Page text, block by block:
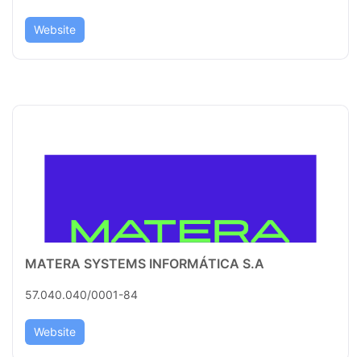
Website
MATERA SYSTEMS INFORMÁTICA S.A
57.040.040/0001-84
Website